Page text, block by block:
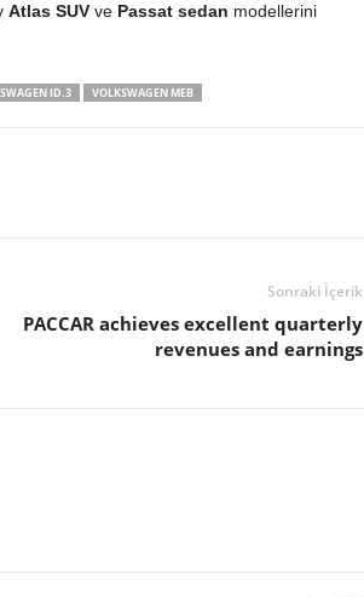
Atlas SUVve Passat sedan modellerini
ID.3 VOLKSWAGEN MEB
Sonraki İçerik
PACCAR achieves excellent quarterly
revenues and earnings